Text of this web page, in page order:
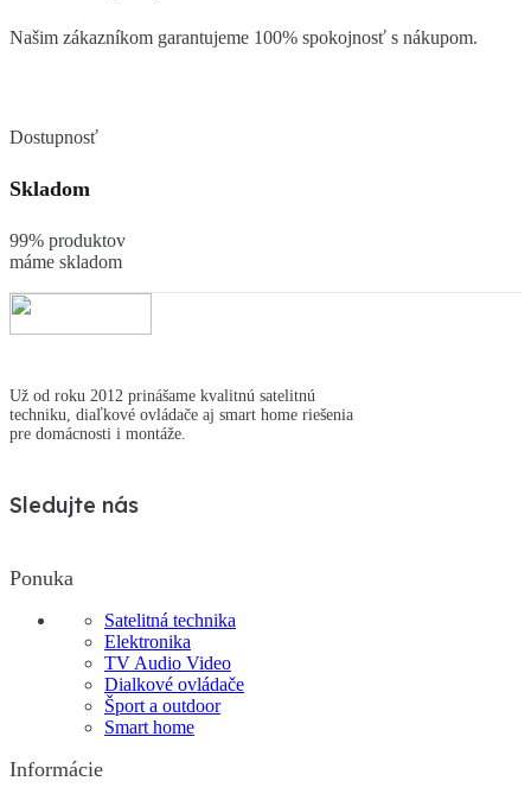
Našim zákazníkom garantujeme 100% spokojnosť s nákupom.
Dostupnosť
Skladom
99% produktov
máme skladom
Už od roku 2012 prinášame kvalitnú satelitnú
techniku, diaľkové ovládače aj smart home riešenia
pre domácnosti i montáže.
Sledujte nás
Ponuka
Satelitná technika
Elektronika
TV Audio Video
Dialkové ovládače
Šport a outdoor
Smart home
Informácie